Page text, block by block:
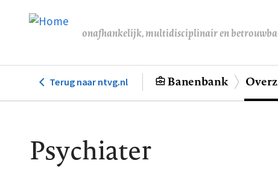
de
onafhankelijk, multidisciplinair en
Hoofdnavigatie
Terug naar ntvg.nl Banenbank
Psychiater